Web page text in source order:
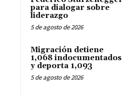
para dialogar sobre
liderazgo
5 de agosto de 2026
Migración detiene
1,068 indocumentados
y deporta 1,093
5 de agosto de 2026